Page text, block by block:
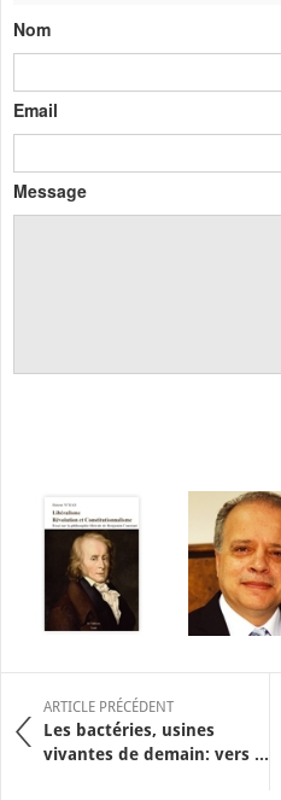
Nom
Email
Message
ARTICLE PRÉCÉDENT
Les bactéries, usines
vivantes de demain: vers ...